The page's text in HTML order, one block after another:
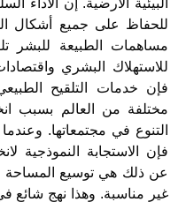
البيئية الأرضية. إن الأداء
للحفاظ على جميع أشكال
مساهمات الطبيعة للبشر
للاستهلاك البشري
فإن خدمات التلقيح
مختلفة من العالم بسبب
التنوع في مجتمعاتها.
فإن الاستجابة النموذجية
عن ذلك هي توسيع المساحة
غير مناسبة. وهذا نهج شائع